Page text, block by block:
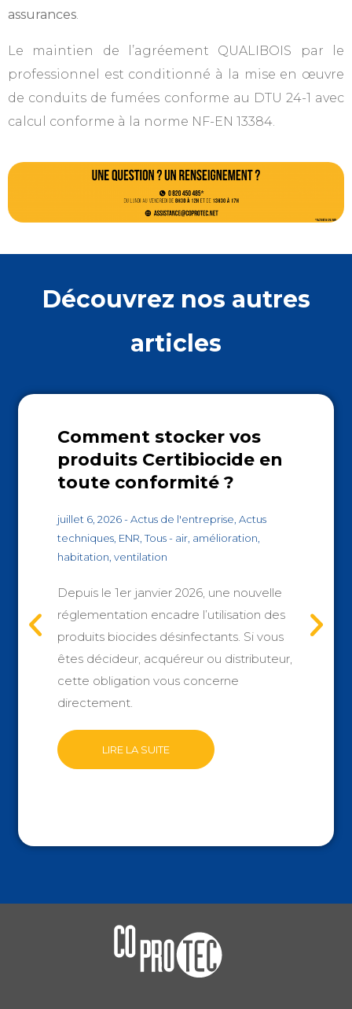
assurances.
Le maintien de l’agréement QUALIBOIS par le
professionnel est conditionné à la mise en œuvre
de conduits de fumées conforme au DTU 24-1 avec
calcul conforme à la norme NF-EN 13384.
Découvrez nos autres
articles
Comment stocker vos
produits Certibiocide en
toute conformité ?
juillet 6, 2026- Actus de l'entreprise, Actus
techniques, ENR,Tous- air, amélioration,
habitation, ventilation
Depuis le 1er janvier 2026, une nouvelle
réglementation encadre l’utilisation des
produits biocides désinfectants. Si vous
êtes décideur, acquéreur ou distributeur,
cette obligation vous concerne
directement.
LIRE LA SUITE